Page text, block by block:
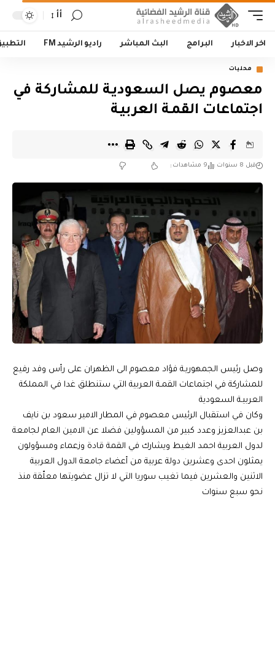
أأ
اخر الاخبار البرامج البث المباشر راديو الرشيد FM
محليات
معصوم يصل السعوديـة للمشاركة في
اجتماعات القمـة العربيـة
قبل 8 سنوات 9 مشاهدات
وصل رئيس الجمهوريـة فؤاد معصوم الى الظهران على رأس وفد رفيع
للمشاركة في اجتماعات القمـة العربية التي ستنطلق غدا في المملكة
العربيـة السعودية
وكان في استقبال الرئيس معصوم في المطار الامير سعود بن نايف
بن عبدالعزيز وعدد كبير من المسؤولين فضلا عن الامين العام لجامعة
لدول العربية احمد الغيط ويشارك في القمة قادة وزعماء ومسؤولون
يمثلون احدى وعشرين دولة عربية من أعضاء جامعة الدول العربية
الاثنين والعشرين فيما تغيب سوريا التي لا تزال عضويتها معلّقة منذ
نحو سبع سنوات